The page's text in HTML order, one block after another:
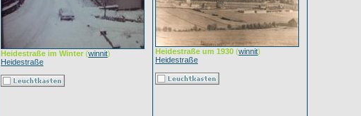
Heidestraße im Winter (winnit)
Heidestraße
Heidestraße um 1930 (winnit)
Heidestraße